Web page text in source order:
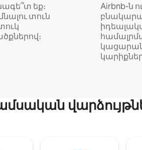
եք։
տուն
Airbnb-ն